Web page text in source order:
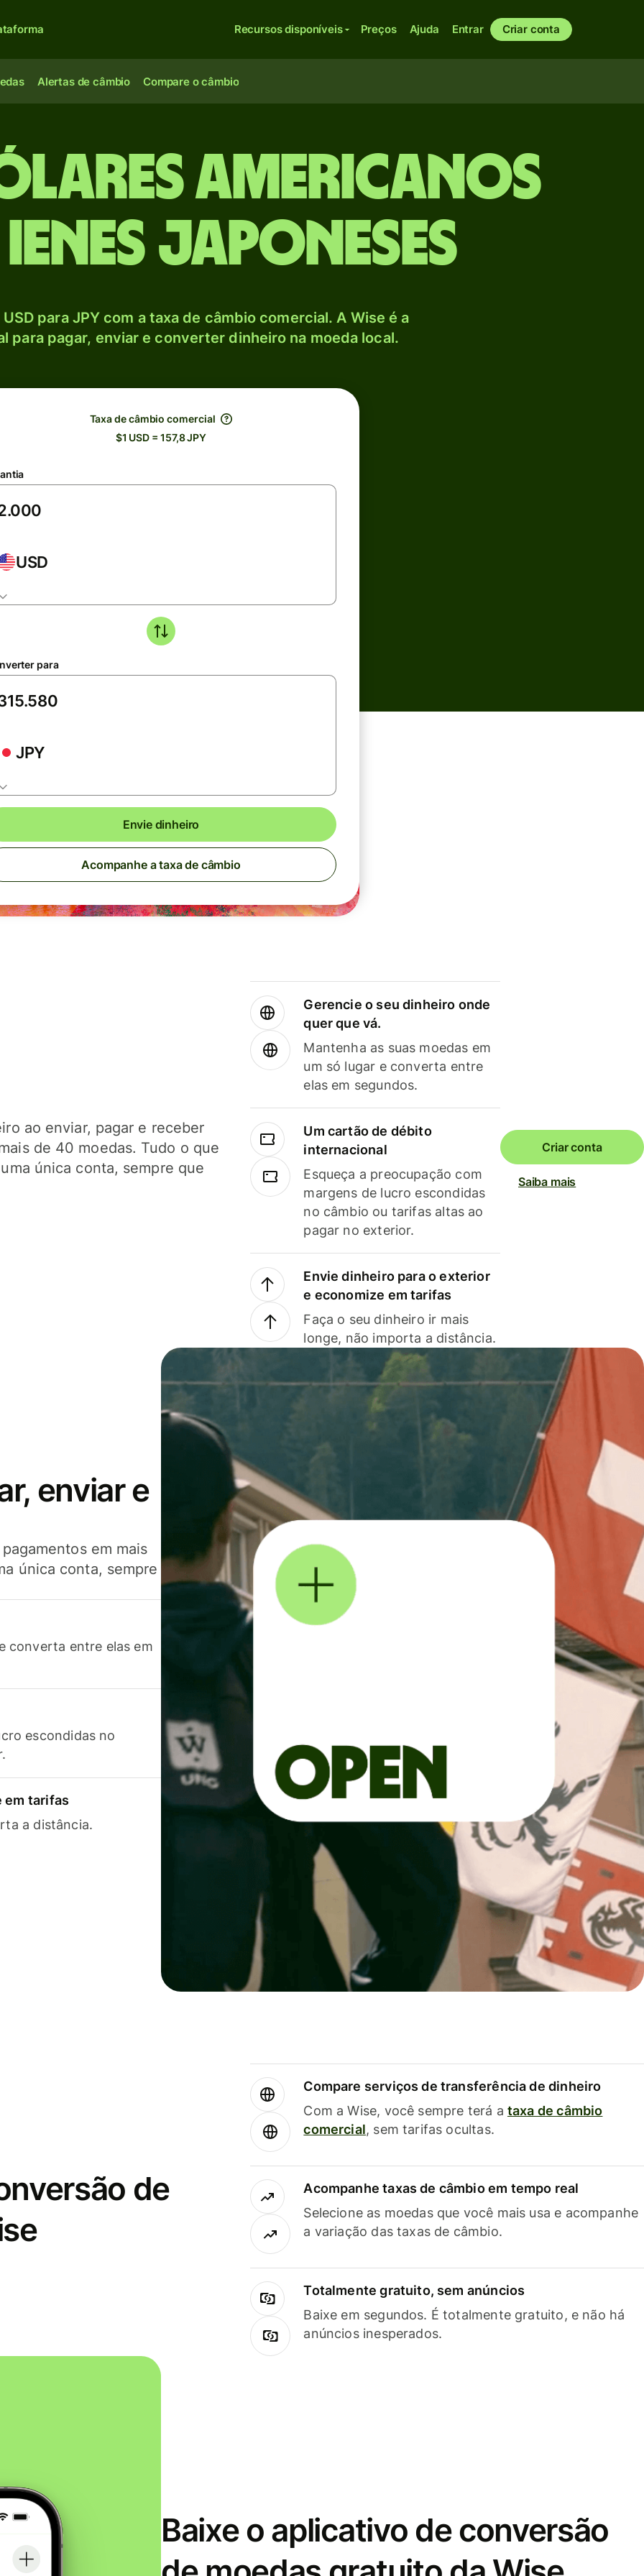
Recursos disponíveis Preços Ajuda Entrar Criar conta
Alertas de câmbio Compare o câmbio
americanos
japoneses
para JPY com a taxa de câmbio comercial. A Wise é a
para pagar, enviar e converter dinheiro na moeda local.
Taxa de câmbio comercial
$1 USD = 157,8 JPY
USD
para
JPY
Envie dinheiro
Acompanhe a taxa de câmbio
ao enviar, pagar e receber
de 40 moedas. Tudo o que
única conta, sempre que
Gerencie o seu dinheiro onde
quer que vá.
Mantenha as suas moedas em
um só lugar e converta entre
elas em segundos.
Um cartão de débito
internacional
Esqueça a preocupação com
margens de lucro escondidas
no câmbio ou tarifas altas ao
pagar no exterior.
Envie dinheiro para o exterior
e economize em tarifas
Faça o seu dinheiro ir mais
longe, não importa a distância.
Criar conta
Saiba mais
enviar e
em mais
única conta, sempre
converta entre elas em
escondidas no
em tarifas
a distância.
de
Compare serviços de transferência de dinheiro
Com a Wise, você sempre terá a taxa de câmbio
comercial, sem tarifas ocultas.
Acompanhe taxas de câmbio em tempo real
Selecione as moedas que você mais usa e acompanhe
a variação das taxas de câmbio.
Totalmente gratuito, sem anúncios
Baixe em segundos. É totalmente gratuito, e não há
anúncios inesperados.
Baixe o aplicativo de conversão